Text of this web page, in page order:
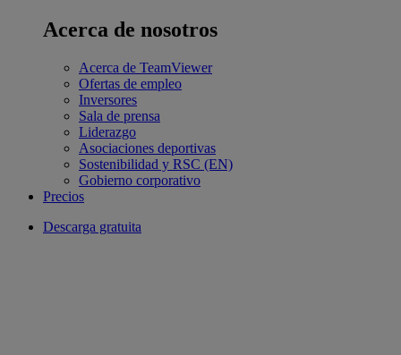
Acerca de nosotros
Acerca de TeamViewer
Ofertas de empleo
Inversores
Sala de prensa
Liderazgo
Asociaciones deportivas
Sostenibilidad y RSC (EN)
Gobierno corporativo
Precios
Descarga gratuita